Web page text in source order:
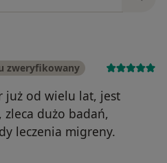
zweryfikowany
już od wielu lat, jest
dużo badań,
leczenia migreny.